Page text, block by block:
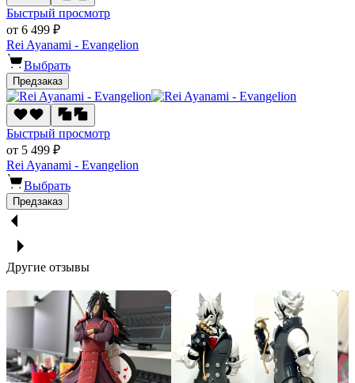
Быстрый просмотр
от 6 499 ₽
Rei Ayanami - Evangelion
Выбрать
Предзаказ
Быстрый просмотр
от 5 499 ₽
Rei Ayanami - Evangelion
Выбрать
Предзаказ
Другие отзывы